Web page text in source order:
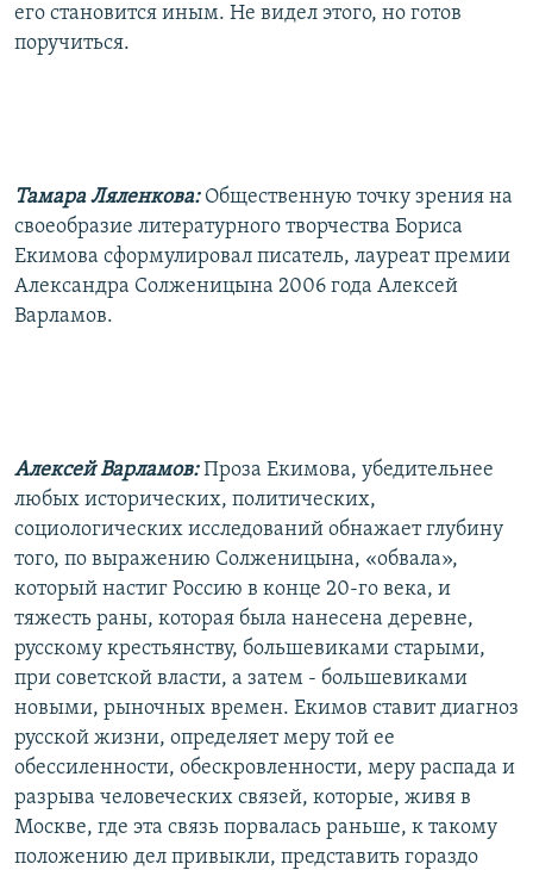
его становится иным. Не видел этого, но готов
поручиться.
Тамара Ляленкова: Общественную точку зрения на
своеобразие литературного творчества Бориса
Екимова сформулировал писатель, лауреат премии
Александра Солженицына 2006 года Алексей
Варламов.
Алексей Варламов:Проза Екимова, убедительнее
любых исторических, политических,
социологических исследований обнажает глубину
того, по выражению Солженицына, «обвала»,
который настиг Россию в конце 20-го века, и
тяжесть раны, которая была нанесена деревне,
русскому крестьянству, большевиками старыми,
при советской власти, а затем - большевиками
новыми, рыночных времен. Екимов ставит диагноз
русской жизни, определяет меру той ее
обессиленности, обескровленности, меру распада и
разрыва человеческих связей, которые, живя в
Москве, где эта связь порвалась раньше, к такому
положению дел привыкли, представить гораздо